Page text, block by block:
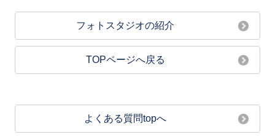
フォトスタジオの紹介
TOPページへ戻る
よくある質問topへ